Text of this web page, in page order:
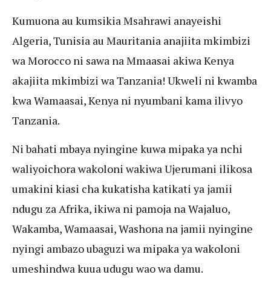
Kumuona au kumsikia Msahrawi anayeishi
Algeria, Tunisia au Mauritania anajiita mkimbizi
wa Morocco ni sawa na Mmaasai akiwa Kenya
akajiita mkimbizi wa Tanzania! Ukweli ni kwamba
kwa Wamaasai, Kenya ni nyumbani kama ilivyo
Tanzania.
Ni bahati mbaya nyingine kuwa mipaka ya nchi
waliyoichora wakoloni wakiwa Ujerumani ilikosa
umakini kiasi cha kukatisha katikati ya jamii
ndugu za Afrika, ikiwa ni pamoja na Wajaluo,
Wakamba, Wamaasai, Washona na jamii nyingine
nyingi ambazo ubaguzi wa mipaka ya wakoloni
umeshindwa kuua udugu wao wa damu.